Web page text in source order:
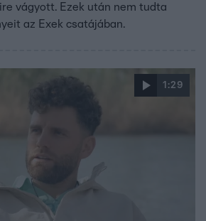
vágyott. Ezek után nem tudta
az Exek csatájában.
1:29